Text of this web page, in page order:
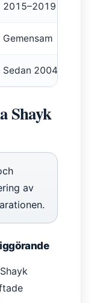
2015–2019
Gemensam
Sedan 2004
Shayk
av